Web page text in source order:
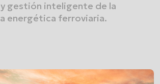
gestión inteligente de la
energética ferroviaria.